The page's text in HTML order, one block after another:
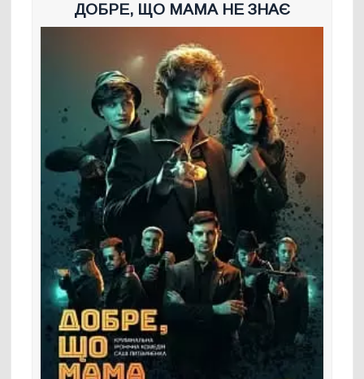
ДОБРЕ, ЩО МАМА НЕ ЗНАЄ